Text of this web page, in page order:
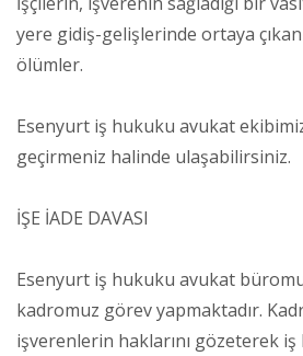
yere gidiş-gelişlerinde ortaya
ölümler.
Esenyurt iş hukuku avukat
geçirmeniz halinde ulaşabilirsiniz.
İŞE İADE DAVASI
Esenyurt iş hukuku avukat
kadromuz görev yapmaktadır.
işverenlerin haklarını gözeterek